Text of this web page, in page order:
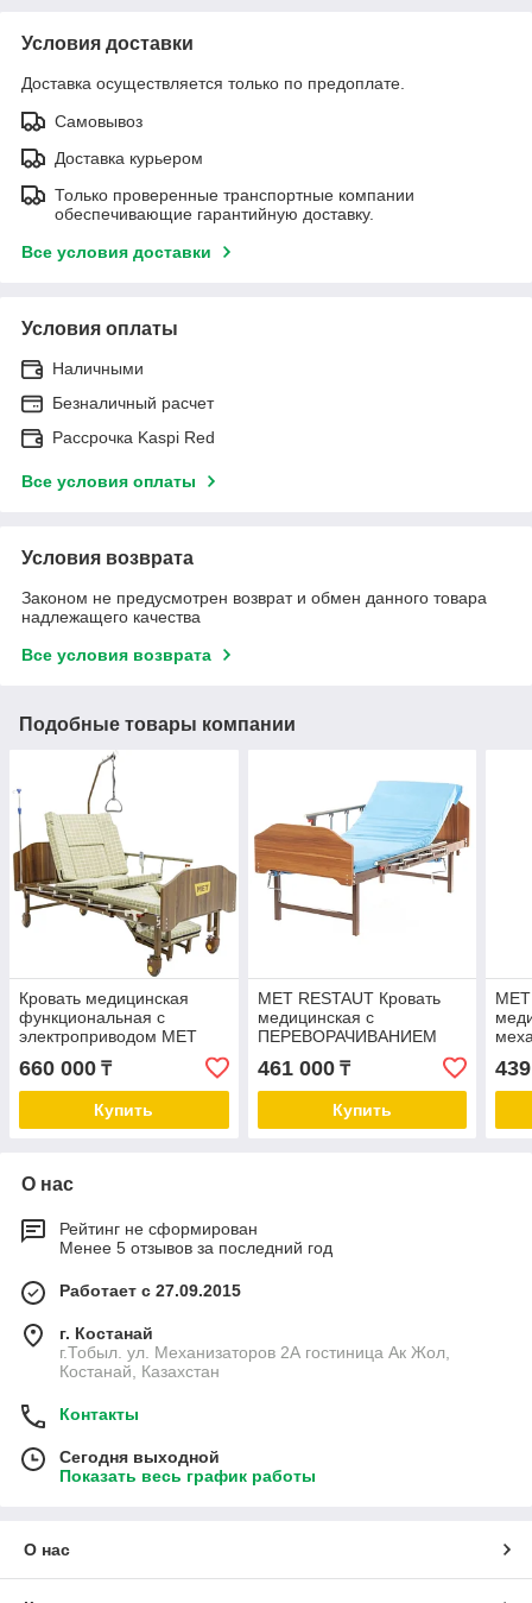
Условия доставки
Доставка осуществляется только по предоплате.
Самовывоз
Доставка курьером
Только проверенные транспортные компании
обеспечивающие гарантийную доставку.
Все условия доставки
Условия оплаты
Наличными
Безналичный расчет
Рассрочка Kaspi Red
Все условия оплаты
Условия возврата
Законом не предусмотрен возврат и обмен данного товара
надлежащего качества
Все условия возврата
Подобные товары компании
Кровать медицинская
функциональная с
электроприводом MET
660 000 ₸
Купить
MET RESTAUT Кровать
медицинская с
ПЕРЕВОРАЧИВАНИЕМ
лежачих больных
461 000₸
Купить
О нас
Рейтинг не сформирован
Менее 5 отзывов за последний год
Работает с 27.09.2015
г. Костанай
г.Тобыл. ул. Механизаторов 2А гостиница Ак Жол,
Костанай, Казахстан
Контакты
Сегодня выходной
Показать весь график работы
О нас